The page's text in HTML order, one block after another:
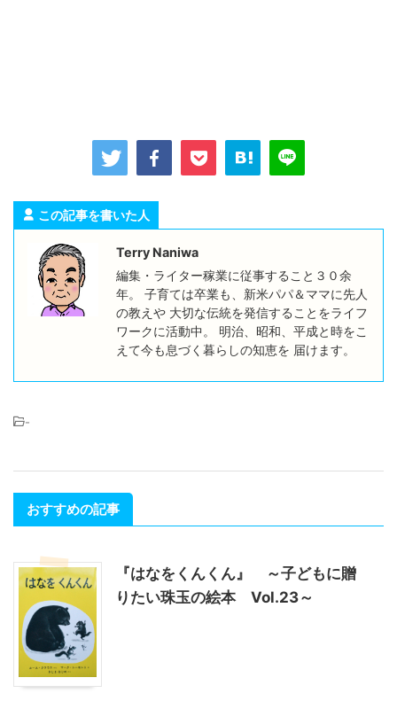
この記事を書いた人
Terry Naniwa
編集・ライター稼業に従事すること３０余
年。 子育ては卒業も、新米パパ＆ママに先人
の教えや 大切な伝統を発信することをライフ
ワークに活動中。 明治、昭和、平成と時をこ
えて今も息づく暮らしの知恵を 届けます。
-
おすすめの記事
『はなをくんくん』 ～子どもに贈
りたい珠玉の絵本 Vol.23～